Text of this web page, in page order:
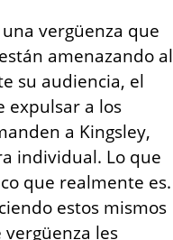
vergüenza que
amenazando al
su audiencia, el
expulsar a los
a Kingsley,
individual. Lo que
que realmente es.
estos mismos
les